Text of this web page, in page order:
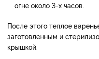
огне около 3-х часов.
После этого теплое
заготовленным и
крышкой.